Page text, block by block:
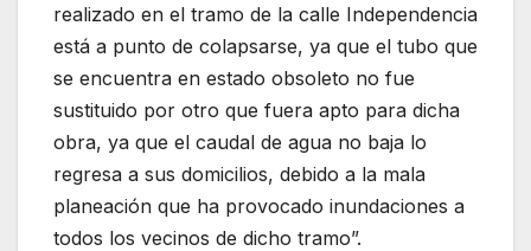
realizado en el tramo de la calle Independencia
está a punto de colapsarse, ya que el tubo que
se encuentra en estado obsoleto no fue
sustituido por otro que fuera apto para dicha
obra, ya que el caudal de agua no baja lo
regresa a sus domicilios, debido a la mala
planeación que ha provocado inundaciones a
todos los vecinos de dicho tramo”.